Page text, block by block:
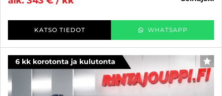
KATSO TIEDOT WHATSAPP
6 kk korotonta ja kulutonta